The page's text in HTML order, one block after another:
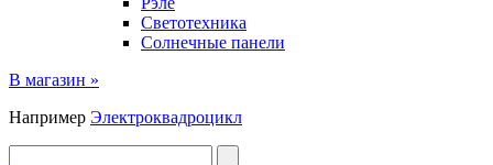
Светотехника
Солнечные панели
В магазин »
Например Электроквадроцикл